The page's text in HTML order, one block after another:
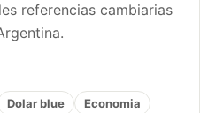
referencias cambiarias
Dolar blue Economia